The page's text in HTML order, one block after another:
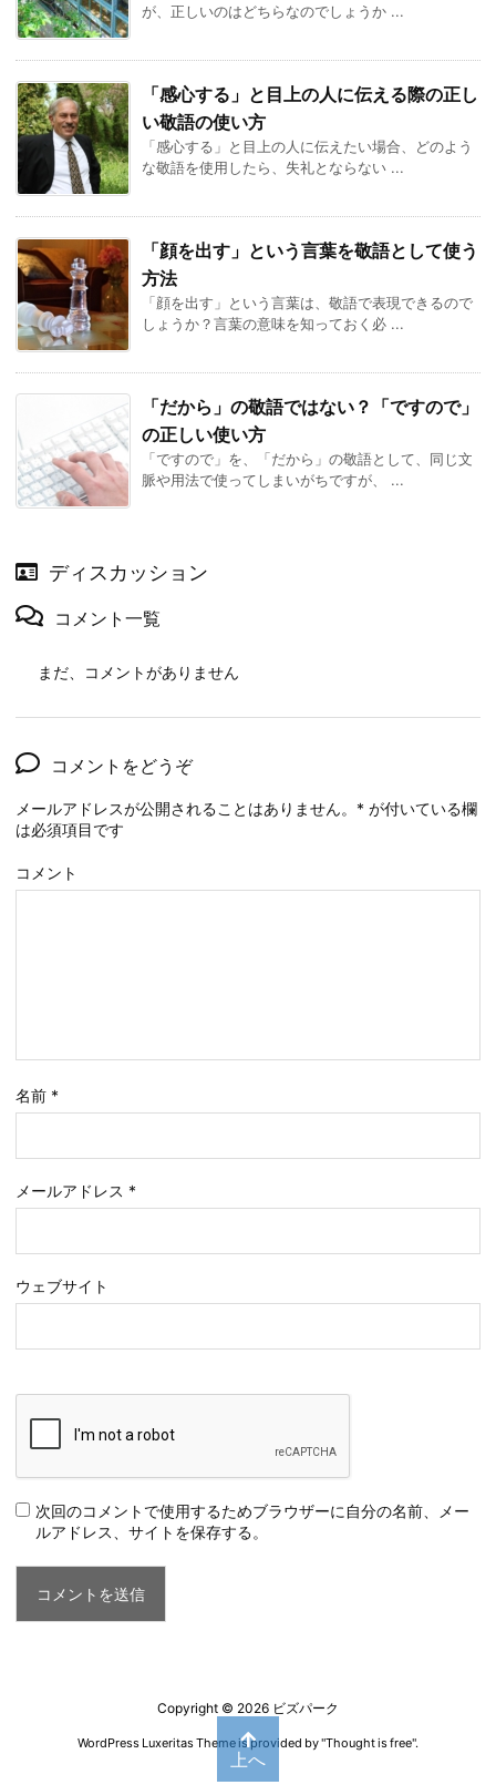
が、正しいのはどちらなのでしょうか ...
「感心する」と目上の人に伝える際の正し
い敬語の使い方
「感心する」と目上の人に伝えたい場合、どのよう
な敬語を使用したら、失礼とならない ...
「顔を出す」という言葉を敬語として使う
方法
「顔を出す」という言葉は、敬語で表現できるので
しょうか？言葉の意味を知っておく必 ...
「だから」の敬語ではない？「ですので」
の正しい使い方
「ですので」を、「だから」の敬語として、同じ文
脈や用法で使ってしまいがちですが、 ...
ディスカッション
コメント一覧
まだ、コメントがありません
コメントをどうぞ
メールアドレスが公開されることはありません。 * が付いている欄
は必須項目です
コメント
名前 *
メールアドレス *
ウェブサイト
次回のコメントで使用するためブラウザーに自分の名前、メー
ルアドレス、サイトを保存する。
Copyright © 2026 ビズパーク
WordPress Luxeritas Theme is provided by "Thought is free".
上へ